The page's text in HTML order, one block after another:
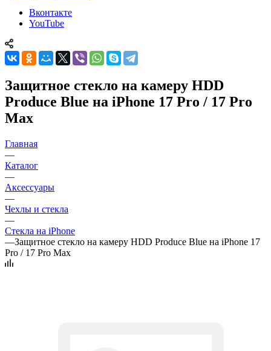
Вконтакте
YouTube
Защитное стекло на камеру HDD
Produce Blue на iPhone 17 Pro / 17 Pro
Max
Главная
—
Каталог
—
Аксессуары
—
Чехлы и стекла
—
Стекла на iPhone
—Защитное стекло на камеру HDD Produce Blue на iPhone 17
Pro / 17 Pro Max